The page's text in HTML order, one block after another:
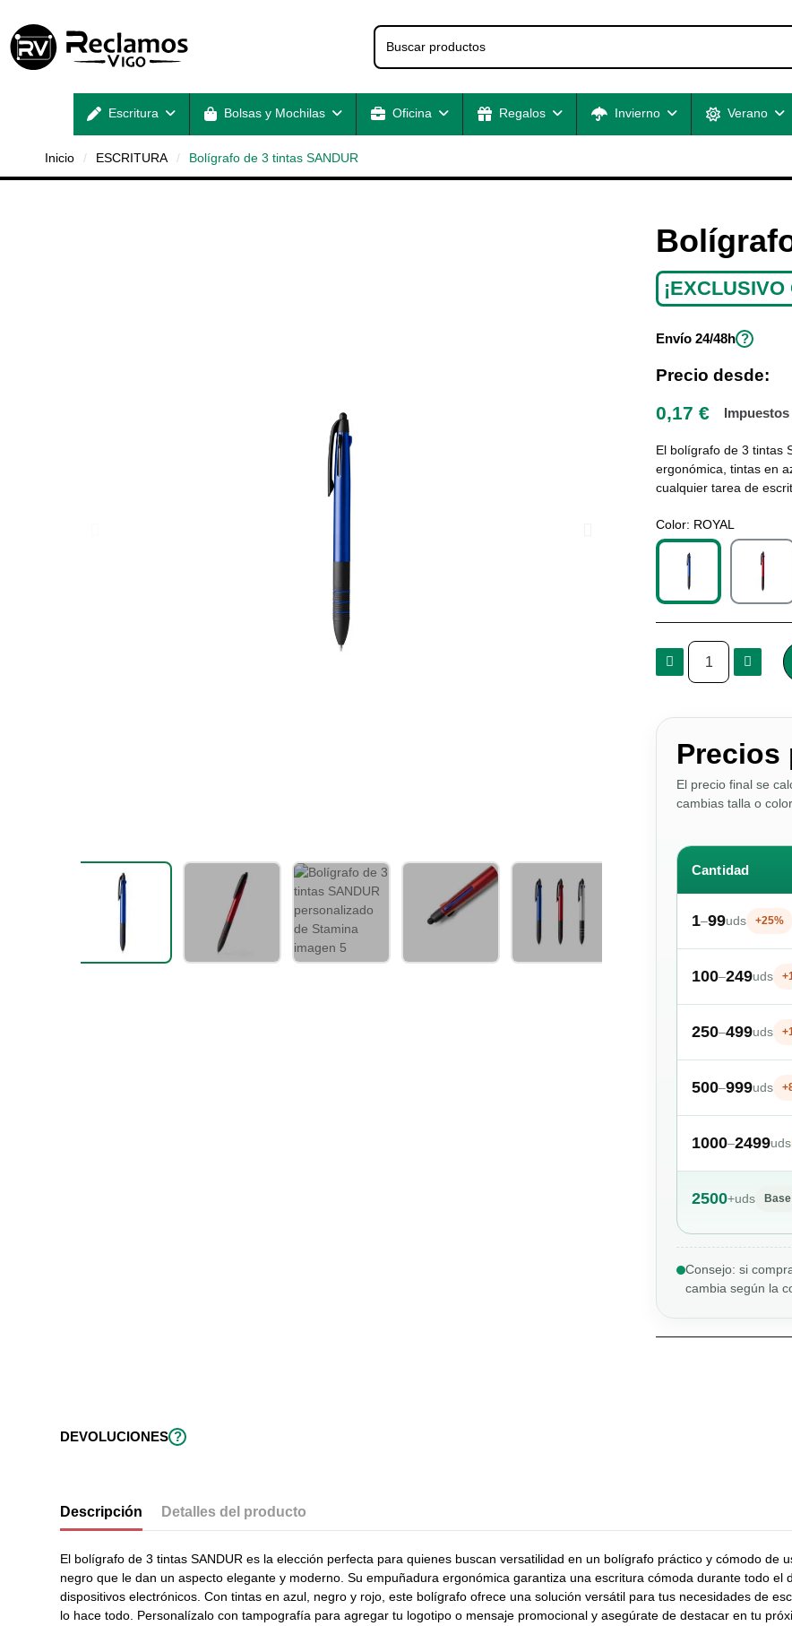
Escritura Bolsas y Mochilas Oficina Regalos Invierno Verano
Inicio ESCRITURA Bolígrafo de 3 tintas SANDUR
Envío 24/48h ?
Precio desde:
0,17 €
El bolígrafo de 3 tintas
ergonómica, tintas en
cualquier tarea de
Color ROYAL
Precios
El precio final se
cambias talla o
Cantidad
1–99uds +25%
100–249uds
250–499uds
500–999uds
1000–2499uds
2500+uds Base
Consejo: si
cambia según la
DEVOLUCIONES ?
Descripción Detalles del producto
El bolígrafo de 3 tintas SANDUR es la elección perfecta para quienes buscan versatilidad en un bolígrafo práctico y cómodo de
negro que le dan un aspecto elegante y moderno. Su empuñadura ergonómica garantiza una escritura cómoda durante todo
dispositivos electrónicos. Con tintas en azul, negro y rojo, este bolígrafo ofrece una solución versátil para tus necesidades de
lo hace todo. Personalízalo con tampografía para agregar tu logotipo o mensaje promocional y asegúrate de destacar en tu